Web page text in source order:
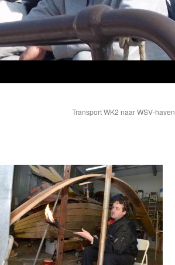
Transport WK2 naar WSV-haven